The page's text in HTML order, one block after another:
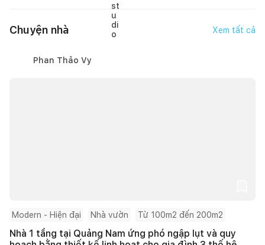
Chuyện nhà Xem tất cả
Phan Thảo Vy
Modern - Hiện đại Nhà vườn Từ 100m2 đến 200m2
Nhà 1 tầng tại Quảng Nam ứng phó ngập lụt và quy